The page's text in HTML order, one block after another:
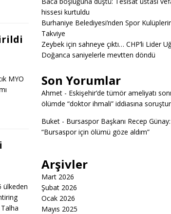
MYO
ülkeden
hissesi kurtuldu
Burhaniye Belediyesi’nden Spor
Takviye
Zeybek için sahneye çıktı… CHP’li Lider
Doğanca saniyelerle mevtten döndü
Son Yorumlar
Ahmet- Eskişehir’de tümör ameliyatı
ölümde “doktor ihmali” iddiasına
Buket- Bursaspor Başkanı Recep Günay:
“Bursaspor için ölümü göze aldım”
Arşivler
Mart 2026
Şubat 2026
Ocak 2026
Mayıs 2025